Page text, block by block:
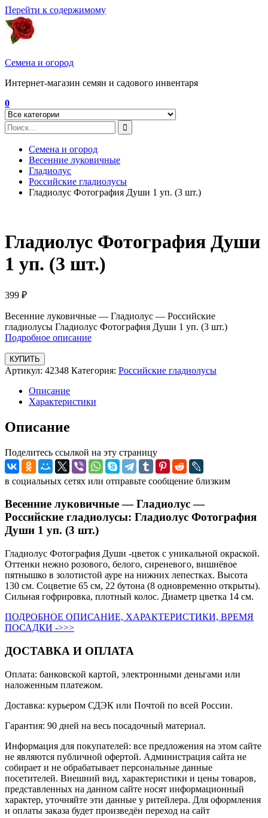
Перейти к содержимому
Семена и огород
Интернет-магазин семян и садового инвентаря
0
Семена и огород
Весенние луковичные
Гладиолус
Российские гладиолусы
Гладиолус Фотография Души 1 уп. (3 шт.)
Гладиолус Фотография Души
1 уп. (3 шт.)
399 ₽
Весенние луковичные — Гладиолус — Российские
гладиолусы Гладиолус Фотография Души 1 уп. (3 шт.)
Подробное описание
КУПИТЬ
Артикул: 42348 Категория: Российские гладиолусы
Описание
Характеристики
Описание
Поделитесь ссылкой на эту страницу
в социальных сетях или отправьте сообщение близким
Весенние луковичные — Гладиолус —
Российские гладиолусы: Гладиолус Фотография
Души 1 уп. (3 шт.)
Гладиолус Фотография Души -цветок с уникальной окраской.
Оттенки нежно розового, белого, сиреневого, вишнёвое
пятнышко в золотистой ауре на нижних лепестках. Высота
130 см. Соцветие 65 см, 22 бутона (8 одновременно открыты).
Сильная гофрировка, плотный колос. Диаметр цветка 14 см.
ПОДРОБНОЕ ОПИСАНИЕ, ХАРАКТЕРИСТИКИ, ВРЕМЯ
ПОСАДКИ ->>>
ДОСТАВКА И ОПЛАТА
Оплата: банковской картой, электронными деньгами или
наложенным платежом.
Доставка: курьером СДЭК или Почтой по всей России.
Гарантия: 90 дней на весь посадочный материал.
Информация для покупателей: все предложения на этом сайте
не являются публичной офертой. Администрация сайта не
собирает и не обрабатывает персональные данные
посетителей. Внешний вид, характеристики и цены товаров,
представленных на данном сайте носят информационный
характер, уточняйте эти данные у ритейлера. Для оформления
и оплаты заказа будет произведён переход на сайт